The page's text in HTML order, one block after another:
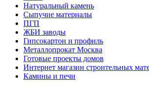
Натуральный камень
Сыпучие материалы
ПГП
ЖБИ заводы
Гипсокартон и профиль
Металлопрокат Москва
Готовые проекты домов
Интернет магазин строительных
Камины и печи